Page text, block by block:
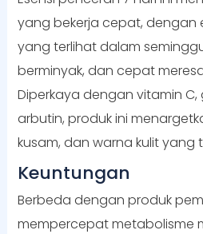
yang bekerja cepat, dengan
yang terlihat dalam
berminyak, dan cepat
Diperkaya dengan vitamin
arbutin, produk ini
kusam, dan warna kulit yang
Keuntungan
Berbeda dengan produk
mempercepat metabolisme